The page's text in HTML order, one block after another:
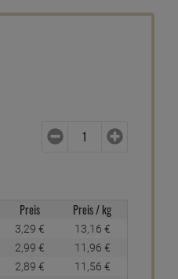
Preis Preis / kg
3, 29 € 13, 16 €
2, 99 € 11, 96 €
2, 89 € 11, 56 €